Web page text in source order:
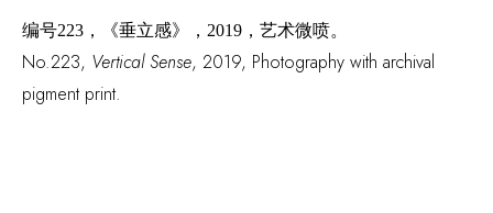
编号223，《垂立感》，2019，艺术微喷。
No.223, Vertical Sense, 2019, Photography with archival
pigment print.